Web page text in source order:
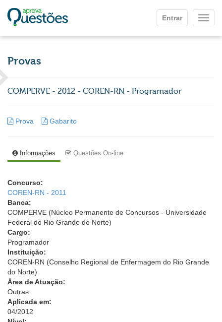
Entrar
Provas
COMPERVE - 2012 - COREN-RN - Programador
Prova Gabarito
Informações Questões On-line
Concurso:
COREN-RN - 2011
Banca:
COMPERVE (Núcleo Permanente de Concursos - Universidade
Federal do Rio Grande do Norte)
Cargo:
Programador
Instituição:
COREN-RN (Conselho Regional de Enfermagem do Rio Grande
do Norte)
Área de Atuação:
Outras
Aplicada em:
04/2012